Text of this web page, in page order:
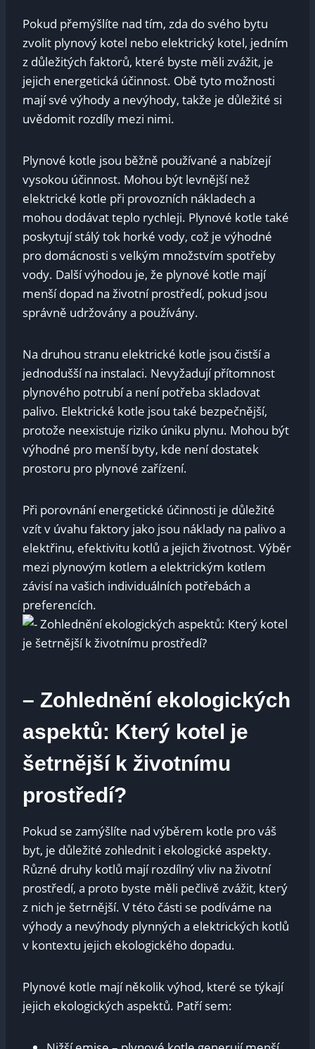
Pokud přemýšlíte nad tím, zda do svého bytu
zvolit plynový kotel nebo elektrický kotel, jedním
z důležitých faktorů, které byste měli zvážit, je
jejich energetická účinnost. Obě tyto možnosti
mají své výhody a nevýhody, takže je důležité si
uvědomit rozdíly mezi nimi.
Plynové kotle jsou běžně používané a nabízejí
vysokou účinnost. Mohou být levnější než
elektrické kotle při provozních nákladech a
mohou dodávat teplo rychleji. Plynové kotle také
poskytují stálý tok horké vody, což je výhodné
pro domácnosti s velkým množstvím spotřeby
vody. Další výhodou je, že plynové kotle mají
menší dopad na životní prostředí, pokud jsou
správně udržovány a používány.
Na druhou stranu elektrické kotle jsou čistší a
jednodušší na instalaci. Nevyžadují přítomnost
plynového potrubí a není potřeba skladovat
palivo. Elektrické kotle jsou také bezpečnější,
protože neexistuje riziko úniku plynu. Mohou být
výhodné pro menší byty, kde není dostatek
prostoru pro plynové zařízení.
Při porovnání energetické účinnosti je důležité
vzít v úvahu faktory jako jsou náklady na palivo a
elektřinu, efektivitu kotlů a jejich životnost. Výběr
mezi plynovým kotlem a elektrickým kotlem
závisí na vašich individuálních potřebách a
preferencích.
– Zohlednění ekologických
aspektů: Který kotel je
šetrnější k životnímu
prostředí?
Pokud se zamýšlíte nad výběrem kotle pro váš
byt, je důležité zohlednit i ekologické aspekty.
Různé druhy kotlů mají rozdílný vliv na životní
prostředí, a proto byste měli pečlivě zvážit, který
z nich je šetrnější. V této části se podíváme na
výhody a nevýhody plynných a elektrických kotlů
v kontextu jejich ekologického dopadu.
Plynové kotle mají několik výhod, které se týkají
jejich ekologických aspektů. Patří sem: